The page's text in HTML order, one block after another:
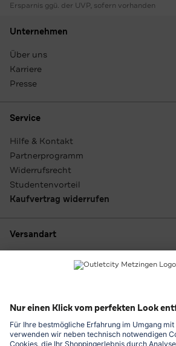
Ersparnis ggü. der UVP, sofern vorhanden
Unternehmen
Über uns
Karriere
Presse
Service
Hilfe & Kontakt
Partnerprogramm
Widerrufsrecht
Studentenvorteil
Kaufvertrag widerrufen
Versandart